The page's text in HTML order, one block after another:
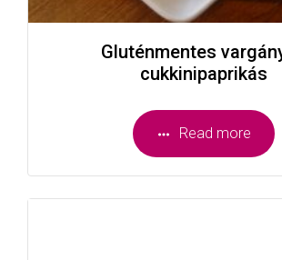
Gluténmentes
cukkinipaprikás
Read more